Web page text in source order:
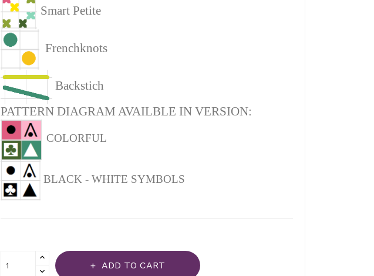
Smart Petite
Frenchknots
Backstich
PATTERN DIAGRAM AVAILBLE IN VERSION:
COLORFUL
BLACK - WHITE SYMBOLS
ADD TO CART